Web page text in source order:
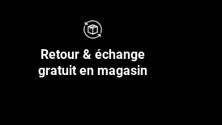
Retour & échange
gratuit en magasin